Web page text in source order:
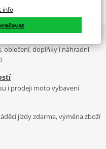
stupněm ochrany
které mají vzhled
ladí s kolekcí městského
či motocyklu a přitom
obouvání
oblečení a vybavení původem
hodnotách, kterými
autentičnost
jako v iXS), a tradice.
které si nechala
a perfektně
oblečení, doplňky i náhradní
i prodeji moto vybavení
jízdy zdarma, výměna zboží
info